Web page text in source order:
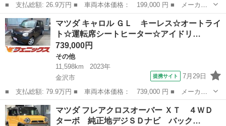
■ 支払総額: 26.9万円 ■ 車両本体価格： 199,000 円 ■ メーカー
名： マツダ ■ 車種名： キャロル ■ グレード名： ＧＬレーダ
ブレーキサポート☆専用ＣＤデッキ☆試乗ＯＫ レーダブレーキサポ
ート☆専用Ｃ...
石川 小松市 その他
マツダ キャロル ＧＬ キーレス☆オートライ
ト☆運転席シートヒーター☆アイドリ…
739,000円
その他
11,598km
2023年
金沢市
提携サイト 7月29日
■ 支払総額: 79.9万円 ■ 車両本体価格： 739,000 円 ■ メーカー
名： マツダ ■ 車種名： キャロル ■ グレード名： ＧＬ キー
レス☆オートライト☆運転席シートヒーター☆アイドリングストップ
☆リアソナー...
石川 金沢市 その他
マツダ フレアクロスオーバー ＸＴ ４ＷＤ
ターボ 純正地デジＳＤナビ バック…